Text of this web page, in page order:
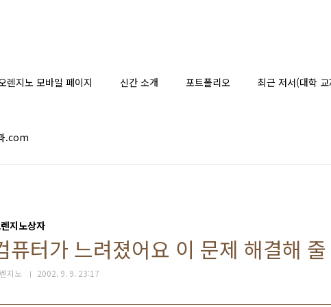
렌지노 모바일 페이지 신간 소개 포트폴리오 최근 저서(대학 교
.com
지노상자
퓨터가 느려졌어요 이 문제 해결해
지노 2002. 9. 9. 23:17